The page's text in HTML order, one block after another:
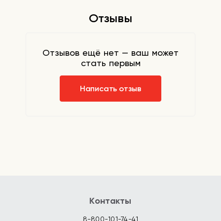
Отзывы
Отзывов ещё нет — ваш может
стать первым
Написать отзыв
Контакты
8-800-101-74-41